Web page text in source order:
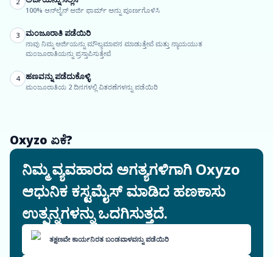
100% ಆನ್‌ಲೈನ್ ಅರ್ಜಿ ಫಾರ್ಮ್ ಅನ್ನು ಪೂರ್ಣಗೊಳಿಸಿ
3 ಮಂಜೂರಾತಿ ಪಡೆಯಿರಿ
ನಾವು ನಿಮ್ಮ ಅರ್ಜಿಯನ್ನು ಮೌಲ್ಯಮಾಪನ ಮಾಡುತ್ತೇವೆ ಮತ್ತು ನ್ಯಾಯಯುತ
ಮಂಜೂರಾತಿಯನ್ನು ಪ್ರಸ್ತಾಪಿಸುತ್ತೇವೆ
4 ಹಣವನ್ನು ಪಡೆದುಕೊಳ್ಳಿ
ಮಂಜೂರಾತಿಯ 2 ದಿನಗಳಲ್ಲಿ ವಿತರಣೆಗಳನ್ನು ಪಡೆಯಿರಿ
Oxyzo ಏಕೆ?
ನಿಮ್ಮ ವ್ಯವಹಾರದ ಅಗತ್ಯಗಳಿಗಾಗಿ Oxyzo
ಆಧುನಿಕ ಕಸ್ಟಮೈಸ್ ಮಾಡಿದ ಹಣಕಾಸು
ಉತ್ಪನ್ನಗಳನ್ನು ಒದಗಿಸುತ್ತದೆ.
ತಕ್ಷಣವೇ ಕಾರ್ಯನಿರತ ಬಂಡವಾಳವನ್ನು ಪಡೆಯಿರಿ